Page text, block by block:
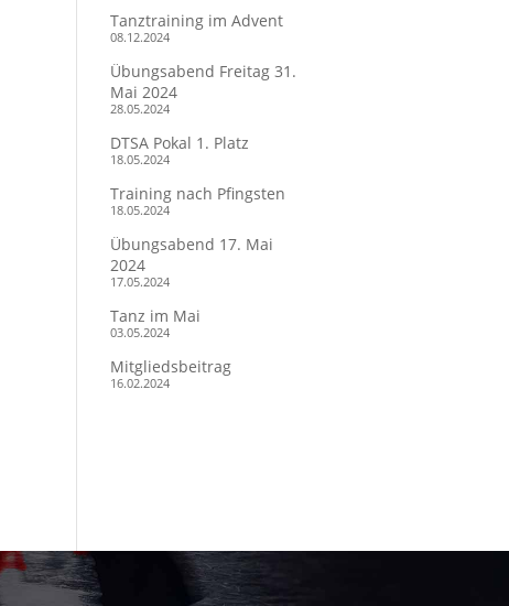
Tanztraining im Advent
08.12.2024
Übungsabend Freitag 31.
Mai 2024
28.05.2024
DTSA Pokal 1. Platz
18.05.2024
Training nach Pfingsten
18.05.2024
Übungsabend 17. Mai
2024
17.05.2024
Tanz im Mai
03.05.2024
Mitgliedsbeitrag
16.02.2024